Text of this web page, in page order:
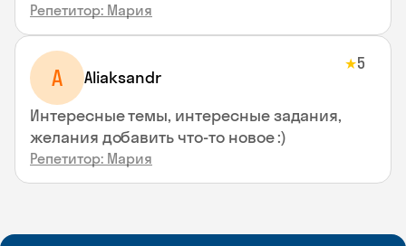
Репетитор: Мария
A Aliaksandr
★5
Интересные темы, интересные задания,
желания добавить что-то новое :)
Репетитор: Мария